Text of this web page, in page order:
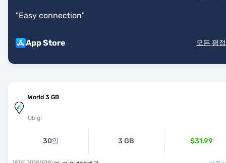
"Easy connection"
App Store 모든 평
World 3 GB
Ubigi
30일 3 GB $31.99